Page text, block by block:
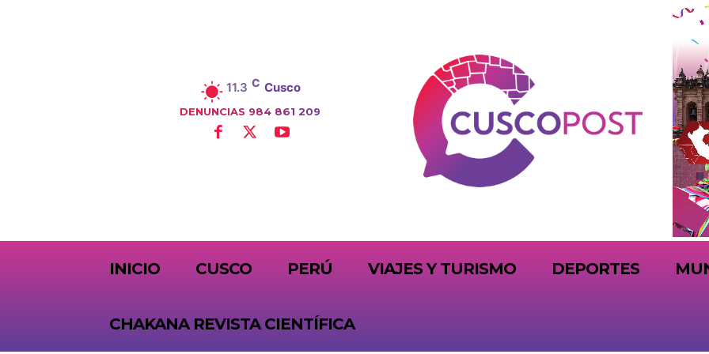
11.3 C Cusco
DENUNCIAS 984 861 209
INICIO CUSCO PERÚ VIAJES Y TURISMO DEPORTES
CHAKANA REVISTA CIENTÍFICA